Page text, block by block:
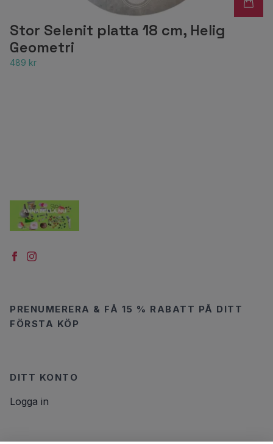
Stor Selenit platta 18 cm, Helig
Geometri
489 kr
PRENUMERERA & FÅ 15 % RABATT PÅ DITT
FÖRSTA KÖP
DITT KONTO
Logga in